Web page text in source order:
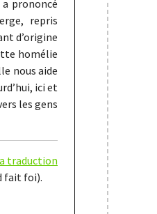
prononcé
repris
d’origine
homélie
nous aide
ici et
les gens
traduction
fait foi).